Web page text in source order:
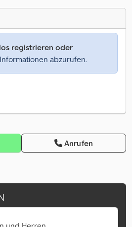
registrieren oder
abzurufen.
Anrufen